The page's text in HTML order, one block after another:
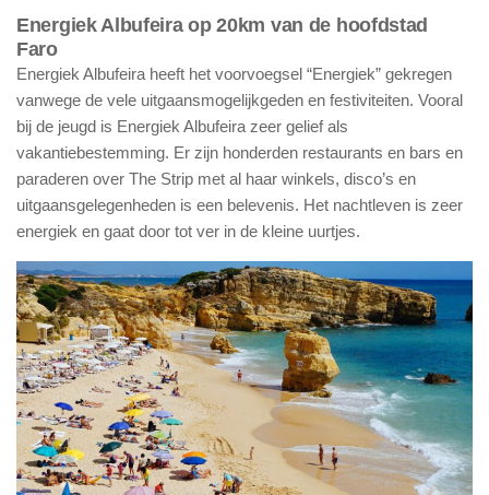
Energiek Albufeira op 20km van de hoofdstad
Faro
Energiek Albufeira heeft het voorvoegsel “Energiek” gekregen
vanwege de vele uitgaansmogelijkgeden en festiviteiten. Vooral
bij de jeugd is Energiek Albufeira zeer gelief als
vakantiebestemming. Er zijn honderden restaurants en bars en
paraderen over The Strip met al haar winkels, disco’s en
uitgaansgelegenheden is een belevenis. Het nachtleven is zeer
energiek en gaat door tot ver in de kleine uurtjes.